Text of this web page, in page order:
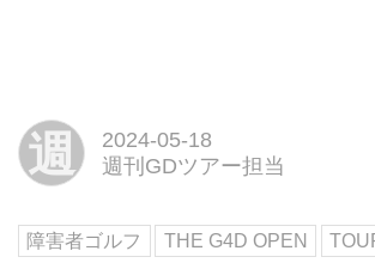
リハビリテーショ
トワークで、今週
の世界大会が実施
週
2024-05-18
週刊GDツアー担当
障害者ゴルフ THE G4D OPEN